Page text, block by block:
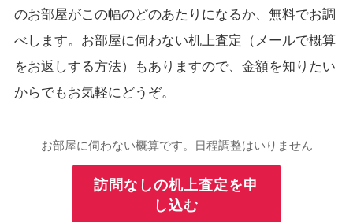
のお部屋がこの幅のどのあたりになるか、無料でお調
べします。お部屋に伺わない机上査定（メールで概算
をお返しする方法）もありますので、金額を知りたい
からでもお気軽にどうぞ。
お部屋に伺わない概算です。日程調整はいりません
訪問なしの机上査定を申
し込む